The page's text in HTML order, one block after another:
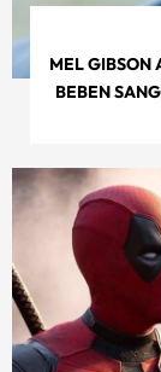
MEL GIBSON
BEBEN